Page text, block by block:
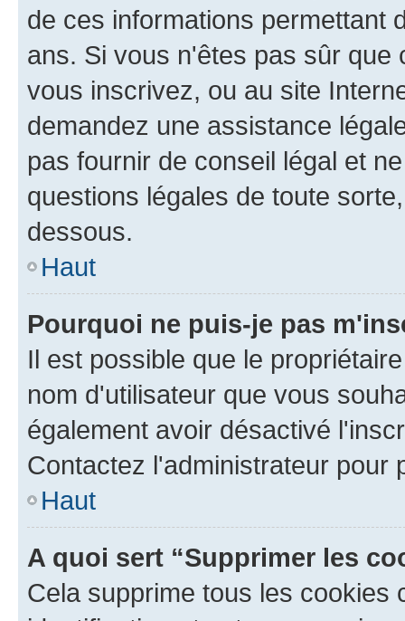
de ces informations permettant
ans. Si vous n'êtes pas sûr
vous inscrivez, ou au site
demandez une assistance
pas fournir de conseil légal et
questions légales de toute
dessous.
Haut
Pourquoi ne puis-je pas
Il est possible que le
nom d'utilisateur que vous
également avoir désactivé
Contactez l'administrateur pour
Haut
A quoi sert “Supprimer les
Cela supprime tous les cookies